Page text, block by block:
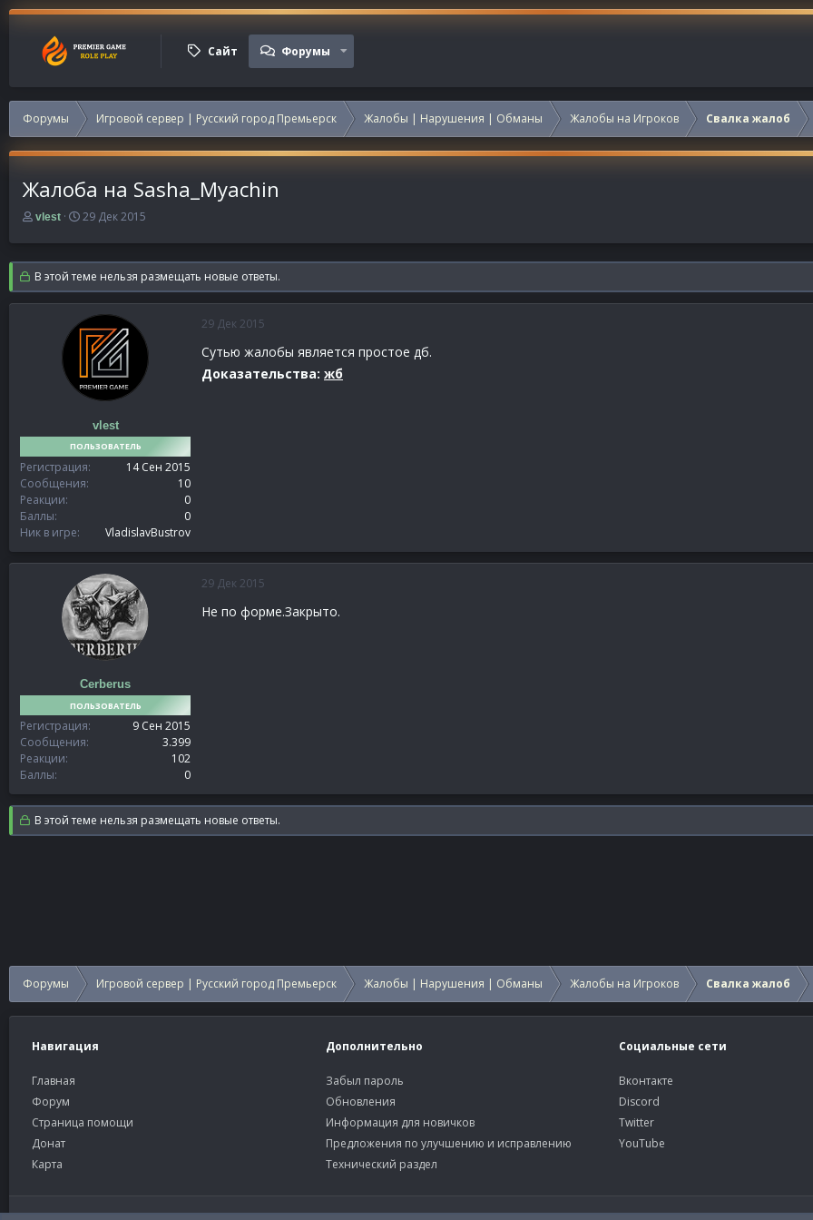
Сайт Форумы
Форумы Игровой сервер | Русский город Премьерск Жалобы | Нарушения | Обманы Жалобы на Игроков Свалка жалоб
Жалоба на Sasha_Myachin
А
т
о
р
т
vlest
Д
т
а
н
а
а
29 Дек 2015
В этой теме нельзя размещать новые ответы.
vlest
ПОЛЬЗОВАТЕЛЬ
Регистрация
14 Сен 2015
Сообщения
10
Реакции
0
Баллы
0
Ник в игре
VladislavBustrov
29 Дек 2015
Сутью жалобы является простое дб.
Доказательства: жб
Cerberus
ПОЛЬЗОВАТЕЛЬ
Регистрация
9 Сен 2015
Сообщения
3.399
Реакции
102
Баллы
0
29 Дек 2015
Не по форме.Закрыто.
В этой теме нельзя размещать новые ответы.
Форумы Игровой сервер | Русский город Премьерск Жалобы | Нарушения | Обманы Жалобы на Игроков Свалка жалоб
Навигация
Главная
Форум
Страница помощи
Донат
Карта
Дополнительно
Забыл пароль
Обновления
Информация для новичков
Предложения по улучшению и исправлению
Технический раздел
Социальные сети
Вконтакте
Discord
Twitter
YouTube